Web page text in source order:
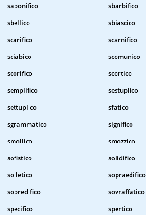
saponifico
sbarbifico
sbellico
sbiascico
scarifico
scarnifico
sciabico
scomunico
scorifico
scortico
semplifico
sestuplico
settuplico
sfatico
sgrammatico
significo
smollico
smozzico
sofistico
solidifico
solletico
sopraedifico
sopredifico
sovraffatico
specifico
spertico